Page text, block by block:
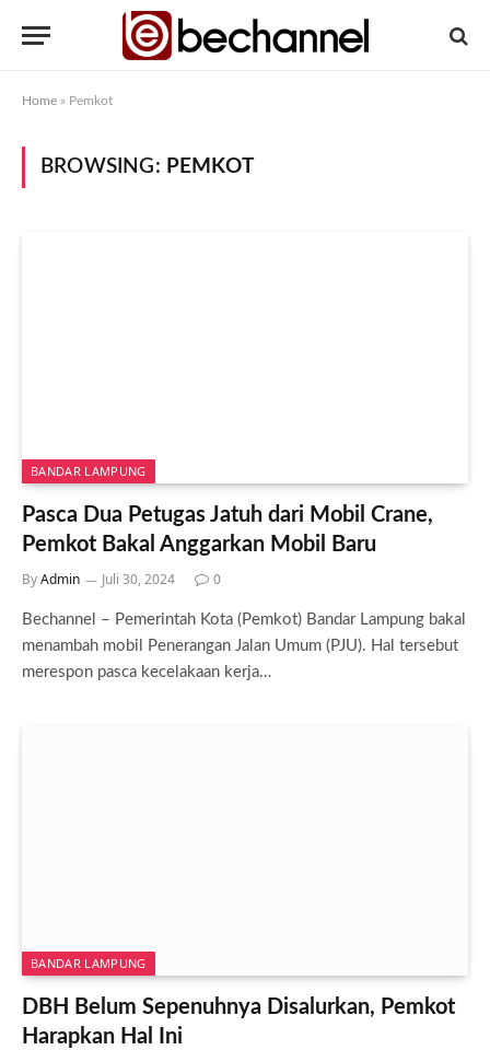
Home » Pemkot
BROWSING: PEMKOT
BANDAR LAMPUNG
Pasca Dua Petugas Jatuh dari Mobil Crane,
Pemkot Bakal Anggarkan Mobil Baru
ByAdmin Juli 30, 2024 0
Bechannel – Pemerintah Kota (Pemkot) Bandar Lampung bakal
menambah mobil Penerangan Jalan Umum (PJU). Hal tersebut
merespon pasca kecelakaan kerja…
BANDAR LAMPUNG
DBH Belum Sepenuhnya Disalurkan, Pemkot
Harapkan Hal Ini